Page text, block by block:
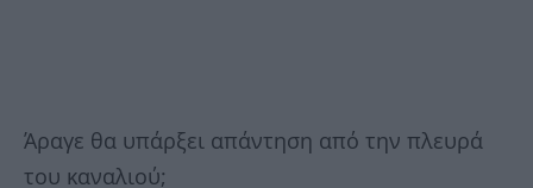
Άραγε θα υπάρξει απάντηση από την πλευρά
του καναλιού;